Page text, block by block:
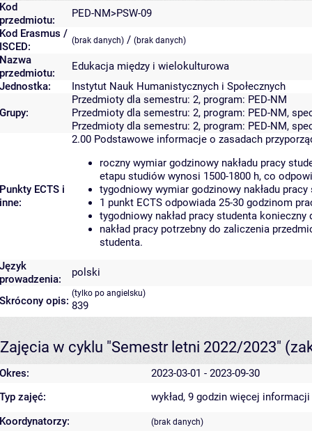
Kod
przedmiotu:
PED-NM>PSW-09
Kod Erasmus /
ISCED:
(brak danych) / (brak danych)
Nazwa
przedmiotu:
Edukacja między i wielokulturowa
Jednostka:
Instytut Nauk Humanistycznych i Społecznych
Grupy:
Przedmioty dla semestru: 2, program: PED-NM
Przedmioty dla semestru: 2, program: PED-NM,
Przedmioty dla semestru: 2, program: PED-NM,
Punkty ECTS i
inne:
2.00 Podstawowe informacje o zasadach
roczny wymiar godzinowy nakładu pracy
etapu studiów wynosi 1500-1800 h, co
tygodniowy wymiar godzinowy nakładu
1 punkt ECTS odpowiada 25-30 godzinom
tygodniowy nakład pracy studenta
nakład pracy potrzebny do zaliczenia
studenta.
Język
prowadzenia:
polski
Skrócony opis:
(tylko po angielsku)
839
Zajęcia w cyklu "Semestr letni 2022/2023"
Okres:
2023-03-01 - 2023-09-30
Typ zajęć:
wykład, 9 godzin więcej informacji
Koordynatorzy:
(brak danych)